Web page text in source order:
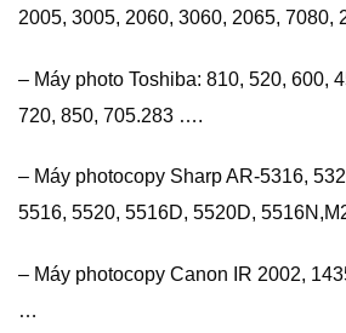
2005, 3005, 2060, 3060, 2065, 7080,
– Máy photo Toshiba: 810, 520, 600,
720, 850, 705.283 ….
– Máy photocopy Sharp AR-5316,
5516, 5520, 5516D, 5520D,
– Máy photocopy Canon IR 2002,
…